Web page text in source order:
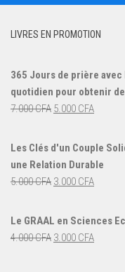
LIVRES EN PROMOTION
365 Jours de prière avec
quotidien pour obtenir
7.000CFA Le
initial
était :
7.000 CFA.
5.000 CFALe
actuel
est :
Les Clés d'un Couple
une Relation Durable
5.000CFA Le
initial
était :
3.000 CFALe
actuel
Le GRAAL en Sciences
4.000CFA Le
3.000 CFALe